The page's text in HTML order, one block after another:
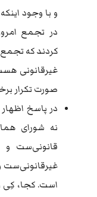
و با وجود
در تجمع
کردند که تجمع
غیرقانونی
صورت تکرار
در پاسخ
نه شورای
قانونی‌ست و
است. کجا، کِی